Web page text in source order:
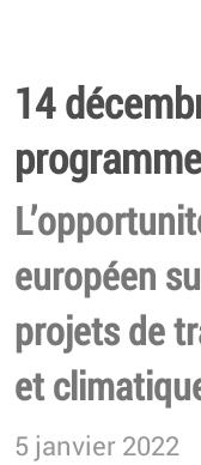
14
européen
projets de
et
5 janvier 2022